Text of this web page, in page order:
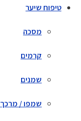
טיפוח שיער
מסכה
קרמים
שמנים
שמפו / מרכך